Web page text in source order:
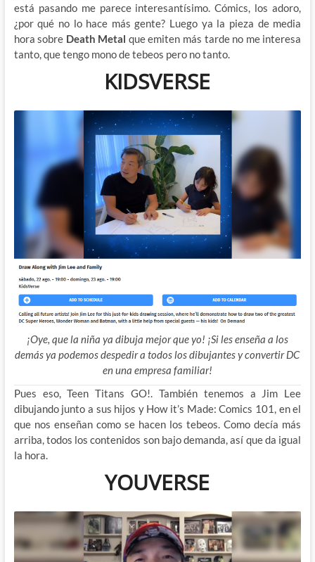
está pasando me parece interesantísimo. Cómics, los adoro,
¿por qué no lo hace más gente? Luego ya la pieza de media
hora sobre Death Metal que emiten más tarde no me interesa
tanto, que tengo mono de tebeos pero no tanto.
KIDSVERSE
¡Oye, que la niña ya dibuja mejor que yo! ¡Si les enseña a los
demás ya podemos despedir a todos los dibujantes y convertir DC
en una empresa familiar!
Pues eso, Teen Titans GO!. También tenemos a Jim Lee
dibujando junto a sus hijos y How it’s Made: Comics 101, en el
que nos enseñan como se hacen los tebeos. Como decía más
arriba, todos los contenidos son bajo demanda, así que da igual
la hora.
YOUVERSE